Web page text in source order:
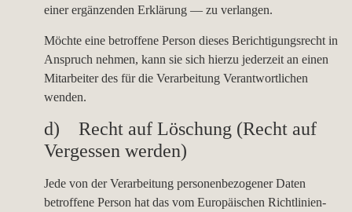
einer ergänzenden Erklärung — zu verlangen.
Möchte eine betroffene Person dieses Berichtigungsrecht in
Anspruch nehmen, kann sie sich hierzu jederzeit an einen
Mitarbeiter des für die Verarbeitung Verantwortlichen
wenden.
d) Recht auf Löschung (Recht auf
Vergessen werden)
Jede von der Verarbeitung personenbezogener Daten
betroffene Person hat das vom Europäischen Richtlinien-